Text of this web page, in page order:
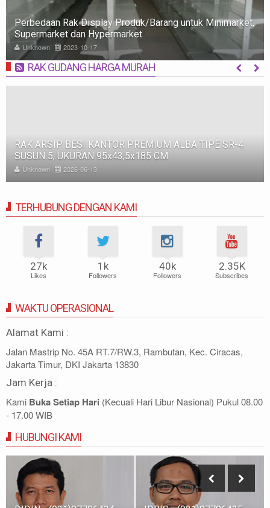
Perbedaan Rak Display Produk/Barang untuk Minimarket,
Supermarket dan Hypermarket
Unknown 2023-10-17
RAK GUDANG HARGA MURAH MORE
RAK ARSIP BESI KANTOR PREMIUM ALBA TIPE SR-4
SUSUN 5, UKURAN 95x43,5x185 CM
Unknown 2026-06-13
TERHUBUNG DENGAN KAMI
27k
Likes
1k
Followers
40k
Followers
2.35K
Subscribes
WAKTU OPERASIONAL
Alamat Kami :
Jalan Mastrip No. 45A RT.7/RW.3, Rambutan, Kec. Ciracas,
Jakarta Timur, DKI Jakarta 13830
Jam Kerja :
Kami Buka Setiap Hari (Kecuali Hari Libur Nasional) Pukul 08.00
- 17.00 WIB
HUBUNGI KAMI